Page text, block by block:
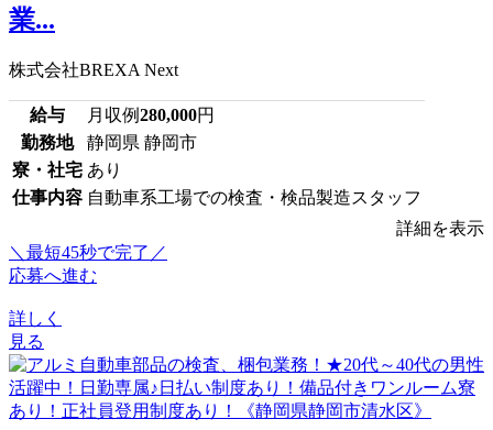
業...
株式会社BREXA Next
給与 月収例280,000円
勤務地
静岡県 静岡市
寮・社宅 あり
仕事内容 自動車系工場での検査・検品製造スタッフ
詳細を表示
＼最短45秒で完了／
応募へ進む
詳しく
見る